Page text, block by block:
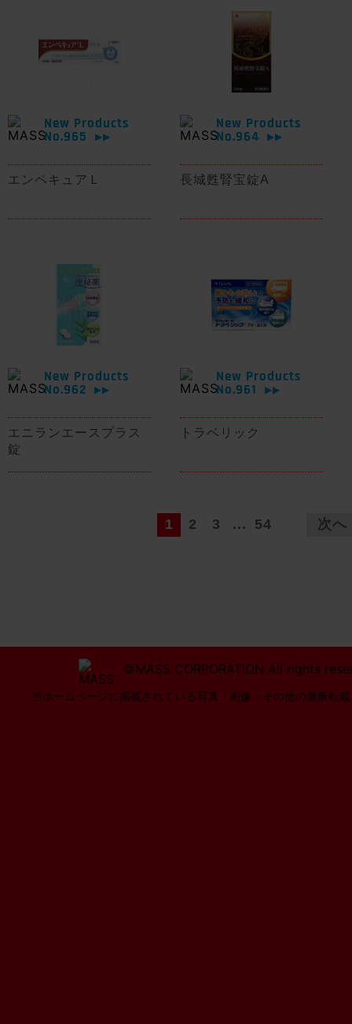
New Products
No.965
▶▶
エンペキュアＬ
New Products
No.964
▶▶
長城甦腎宝錠A
New Products
No.962
▶▶
エニランエースプラス
錠
New Products
No.961
▶▶
トラベリック
1 2 3 ... 54 次
©MASS CORPORATION All rights
当ホームページに掲載されている写真・画像・その他の無断転